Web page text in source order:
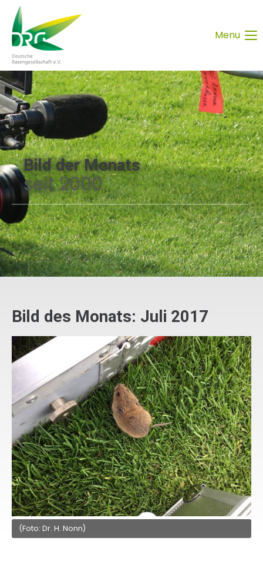
Menu
Bild der Monats
seit 2000
Bild des Monats: Juli 2017
(Foto: Dr. H. Nonn)